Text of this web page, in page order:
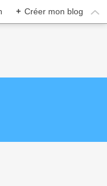
+ Créer mon blog